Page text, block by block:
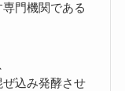
門機関である
込み発酵させ